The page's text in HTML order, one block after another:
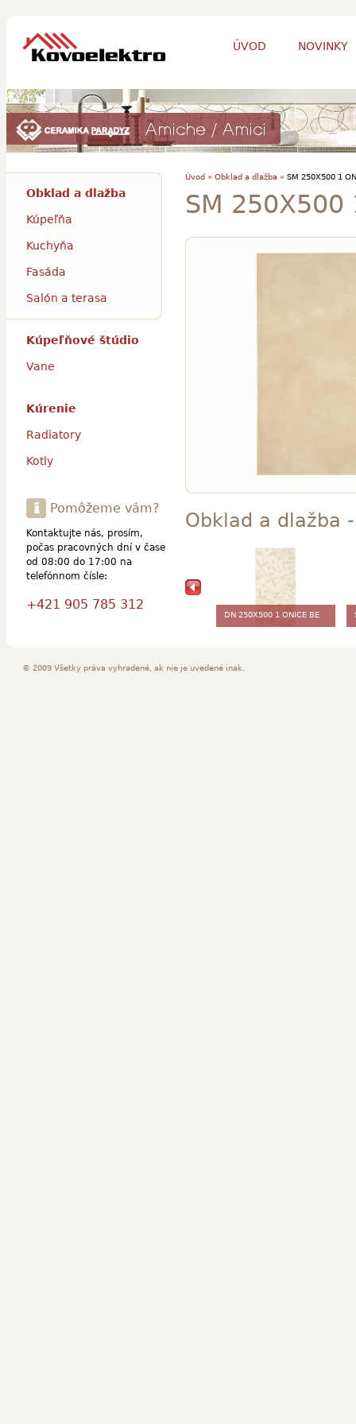
ÚVOD NOVINKY
Úvod » Obklad a dlažba »SM 250X500 1
SM 250X500
Obklad a dlažba
DN 250X500 1 ONICE BE
Obklad a dlažba
Kúpeľňa
Kuchyňa
Fasáda
Salón a terasa
Kúpeľňové štúdio
Vane
Kúrenie
Radiatory
Kotly
Pomôžeme vám?
Kontaktujte nás, prosím,
počas pracovných dní v čase
od 08:00 do 17:00 na
telefónnom čísle:
+421 905 785 312
© 2009 Všetky práva vyhradené, ak nie je uvedené inak.